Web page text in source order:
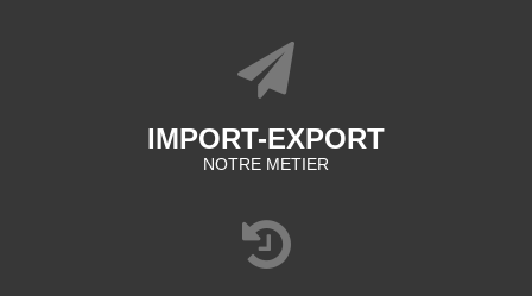
IMPORT-EXPORT
NOTRE METIER